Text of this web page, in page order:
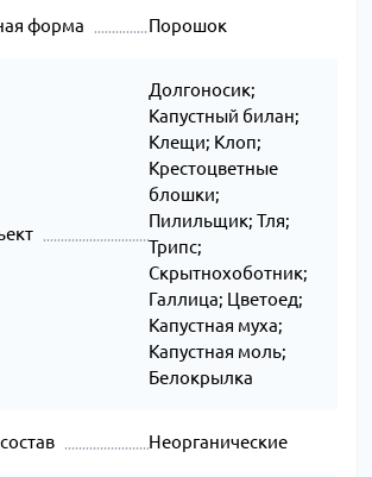
форма Порошок
Долгоносик;
Капустный билан;
Клещи; Клоп;
Крестоцветные
блошки;
Пилильщик; Тля;
Трипс;
Скрытнохоботник;
Галлица; Цветоед;
Капустная муха;
Капустная моль;
Белокрылка
Неорганические